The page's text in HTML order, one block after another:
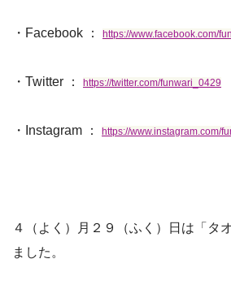
・Facebook ： https://www.facebook.com/
・Twitter ： https://twitter.com/funwari_0429
・Instagram ： https://www.instagram.com/
４（よく）月２９（ふく）日は「タ
ました。